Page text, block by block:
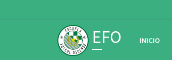
EFO INICIO